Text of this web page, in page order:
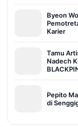
Byeon
Karier
Tamu
Nadech
Pepito
di